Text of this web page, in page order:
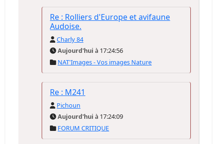
Re : Rolliers d'Europe et avifaune
Audoise.
Charly 84
Aujourd'hui à 17:24:56
NAT'Images - Vos images Nature
Re : M241
Pichoun
Aujourd'hui à 17:24:09
FORUM CRITIQUE